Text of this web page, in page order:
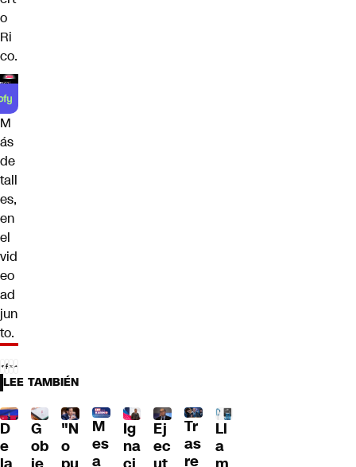
o
Ri
co.
M
ás
de
tall
es,
en
el
vid
eo
ad
jun
to.
LEE TAMBIÉN
D
e
G
ob
"N
o
M
es
a
Ig
na
Ej
ec
Tr
as
re
Ll
a